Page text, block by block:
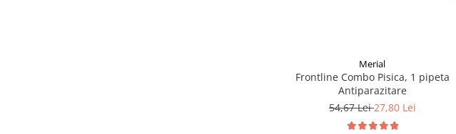
Merial
Frontline Combo Pisica, 1 pipeta
Antiparazitare
54,67 Lei27,80 Lei